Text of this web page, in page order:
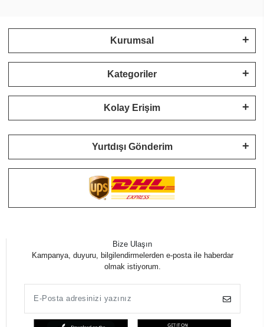
Kurumsal
Kategoriler
Kolay Erişim
Yurtdışı Gönderim
Bize Ulaşın
Kampanya, duyuru, bilgilendirmelerden e-posta ile haberdar
olmak istiyorum.